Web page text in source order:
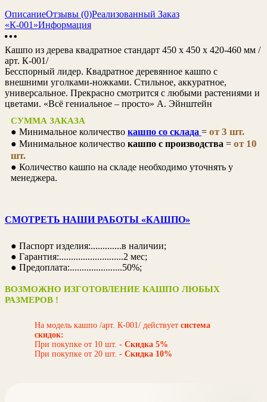
ОписаниеОтзывы (0)Реализованный Заказ
«К-001»Информация
Кашпо из дерева квадратное стандарт 450 х 450 х 420-460 мм /
арт. К-001/
Бесспорный лидер. Квадратное деревянное кашпо с
внешними уголками-ножками. Стильное, аккуратное,
универсальное. Прекрасно смотрится с любыми растениями и
цветами. «Всё гениальное – просто» А. Эйнштейн
СУММА ЗАКАЗА
● Минимальное количество кашпо со склада = от 3 шт.
● Минимальное количество кашпо с производства = от 10
шт.
● Количество кашпо на складе необходимо уточнять у
менеджера.
СМОТРЕТЬ НАШИ РАБОТЫ «КАШПО»
● Паспорт изделия:.............в наличии;
● Гарантия:...........................2 мес;
● Предоплата:......................50%;
ВОЗМОЖНО ИЗГОТОВЛЕНИЕ КАШПО ЛЮБЫХ
РАЗМЕРОВ !
На модель кашпо /арт. К-001/ действует система
скидок:
При покупке от 10 шт. - Скидка 5%
При покупке от 20 шт. - Скидка 10%